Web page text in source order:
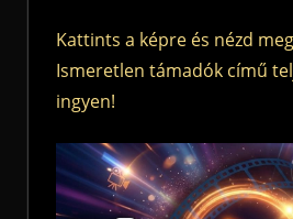
Kattints a képre és nézd
Ismeretlen támadók című
ingyen!